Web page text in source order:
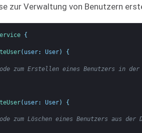
zur Verwaltung von Benutzern
{
( user: User) {
zum Erstellen eines Benutzers in der
( user: User) {
zum Löschen eines Benutzers aus der